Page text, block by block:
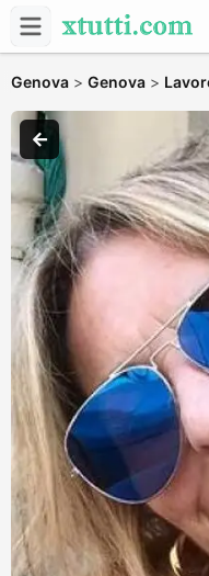
Genova > Genova >